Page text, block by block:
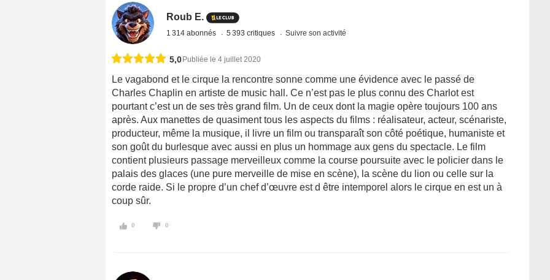
Roub E.
1 314 abonnés 5 393 critiques Suivre son activité
5,0 Publiée le 4 juillet 2020
Le vagabond et le cirque la rencontre sonne comme une évidence avec le passé de
Charles Chaplin en artiste de music hall. Ce n’est pas le plus connu des Charlot est
pourtant c’est un de ses très grand film. Un de ceux dont la magie opère toujours 100 ans
après. Aux manettes de quasiment tous les aspects du films : réalisateur, acteur, scénariste,
producteur, même la musique, il livre un film ou transparaît son côté poétique, humaniste et
son goût du burlesque avec aussi en plus un hommage aux gens du spectacle. Le film
contient plusieurs passage merveilleux comme la course poursuite avec le policier dans le
palais des glaces (une pure merveille de mise en scène), la scène du lion ou celle sur la
corde raide. Si le propre d’un chef d’œuvre est d être intemporel alors le cirque en est un à
coup sûr.
0 0